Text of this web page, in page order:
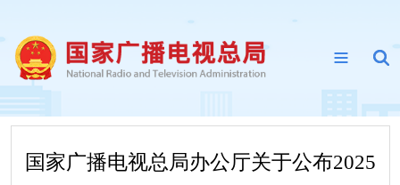
国家广播电视总局办公厅关于公布2025